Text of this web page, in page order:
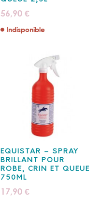
56,90 €
Indisponible
EQUISTAR – SPRAY
BRILLANT POUR
ROBE, CRIN ET QUEUE
750ML
17,90 €